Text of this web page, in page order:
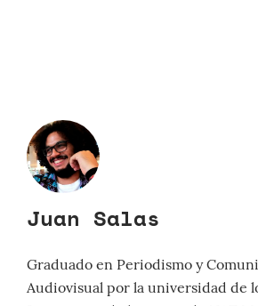
Juan Salas
Graduado en Periodismo y
Audiovisual por la universidad de